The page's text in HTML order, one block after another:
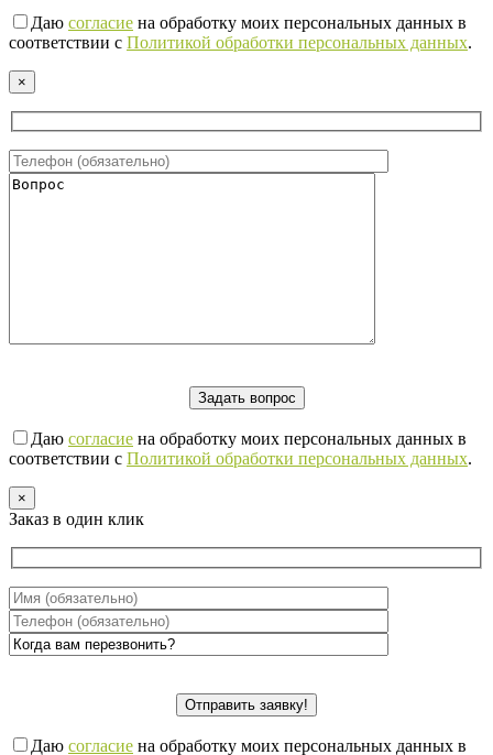
Даю согласие на обработку моих персональных данных в
соответствии с Политикой обработки персональных данных.
×
Даю согласие на обработку моих персональных данных в
соответствии с Политикой обработки персональных данных.
×
Заказ в один клик
Даю согласие на обработку моих персональных данных в